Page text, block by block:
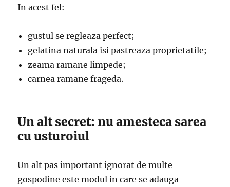
In acest fel:
gustul se regleaza perfect;
gelatina naturala isi pastreaza proprietatile;
zeama ramane limpede;
carnea ramane frageda.
Un alt secret: nu amesteca sarea
cu usturoiul
Un alt pas important ignorat de multe
gospodine este modul in care se adauga